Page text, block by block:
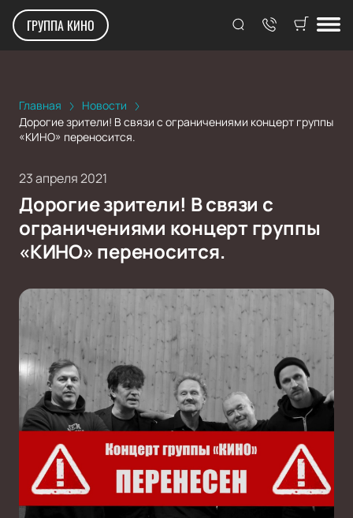
ГРУППА КИНО
Главная
Новости
Дорогие зрители! В связи с ограничениями концерт группы
«КИНО» переносится.
23 апреля 2021
Дорогие зрители! В связи с
ограничениями концерт группы
«КИНО» переносится.